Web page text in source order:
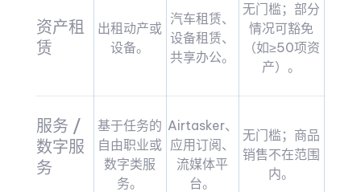
资产租
赁
出租动产或
设备。
汽车租赁、
设备租赁、
共享办公。
无门槛；部分
情况可豁免
（如≥50项资
产）。
服务 /
数字服
务
基于任务的
自由职业或
数字类服
务。
Airtasker、
应用订阅、
流媒体平
台。
无门槛；商品
销售不在范围
内。